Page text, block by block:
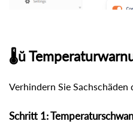
🌡ŭ
Verhindern Sie Sachschäden
Schritt 1: